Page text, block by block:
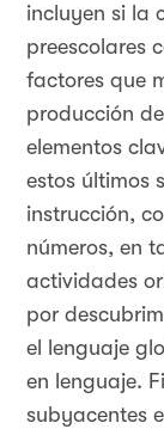
incluyen si la
preescolares
factores que
producción
elementos
estos últimos
instrucción,
números, en
actividades
por
el lenguaje
en lenguaje.
subyacentes